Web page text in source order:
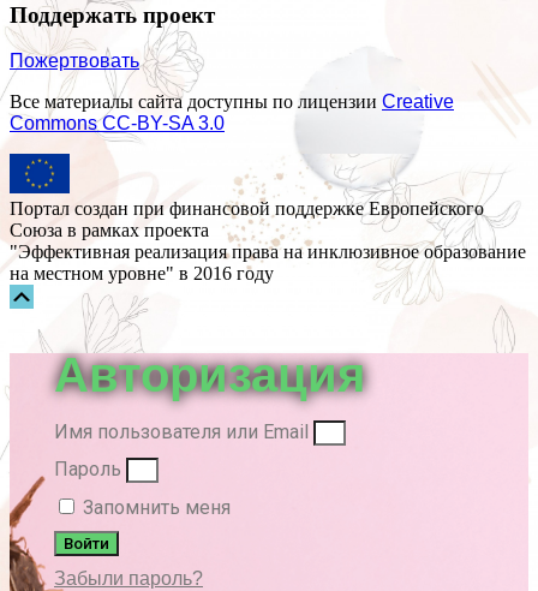
Поддержать проект
Пожертвовать
Все материалы сайта доступны по лицензии Creative
Commons СС-BY-SA 3.0
Портал создан при финансовой поддержке Европейского
Союза в рамках проекта
"Эффективная реализация права на инклюзивное образование
на местном уровне" в 2016 году
Прокрутка
вверх
Авторизация
Имя пользователя или Email
Пароль
Запомнить меня
Войти
Забыли пароль?